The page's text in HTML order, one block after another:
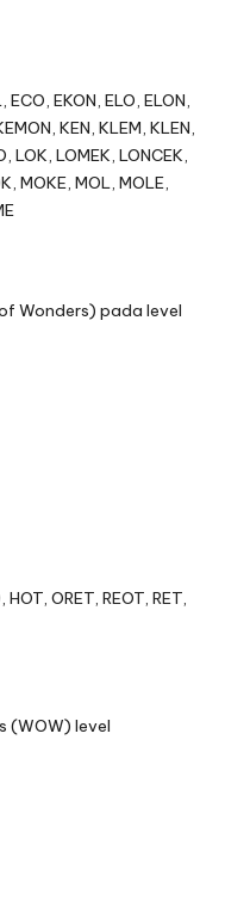
EKON, ELO, ELON,
KEN, KLEM, KLEN,
LOK, LOMEK, LONCEK,
MOKE, MOL, MOLE,
Wonders) pada level
ORET, REOT, RET,
(WOW) level